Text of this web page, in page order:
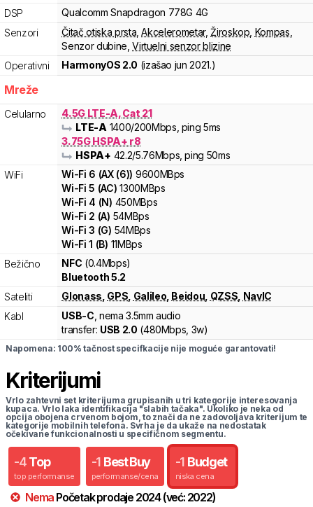
DSP
Qualcomm Snapdragon 778G 4G
Senzori
Čitač otiska prsta ,Akcelerometar,Žiroskop Kompas
Senzor dubine ,Virtuelni senzor blizine
Operativni
HarmonyOS 2.0 (izašao jun 2021.)
Mreže
Celularno
4.5G LTE-A, Cat 21
LTE-A 1400/200Mbps , ping 5ms
3.75G HSPA+ r8
HSPA+ 42.2/5.76Mbps , ping 50ms
WiFi
Wi-Fi 6 (AX (6)) 9600MBps
Wi-Fi5 (AC) 1300MBps
Wi-Fi 4 (N) 450MBps
Wi-Fi 2 (A) 54MBps
Wi-Fi3 (G) 54MBps
Wi-Fi1 (B) 11MBps
Bežično
NFC (0.4Mbps)
Bluetooth 5.2
Sateliti
Glonass GPS Galileo Beidou QZSS NavIC
Kabl
USB-C , nema 3.5mm audio
transfer: USB 2.0 (480Mbps, 3w)
Napomena: 100% tačnost specifkacije nije moguće garantovati!
Kriterijumi
Vrlo zahtevni set kriterijuma grupisanih u tri kategorije interesovanja
kupaca. Vrlo laka identifikacija "slabih tačaka". Ukoliko je neka od
opcija obojena crvenom bojom, to znači da ne zadovoljava kriterijum te
kategorije mobilnih telefona. Svrha je da ukaže na nedostatak
očekivane funkcionalnosti u specifičnom segmentu.
-4 Top
top performanse
-1 Best Buy
performanse/cena
-1 Budget
niska cena
Nema Početak prodaje 2024(već: 2022)